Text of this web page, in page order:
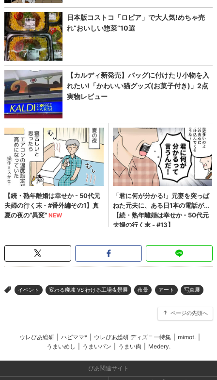
> イベント 変わる廃墟 VS 行ける工場夜景展 夜景 アート 写真展
ページの先頭へ
ウレぴあ総研 ハピママ* ウレぴあ総研 ディズニー特集 mimot.
うまいめし
うまいパン うまい肉 Medery.
ぴあ関連サイト